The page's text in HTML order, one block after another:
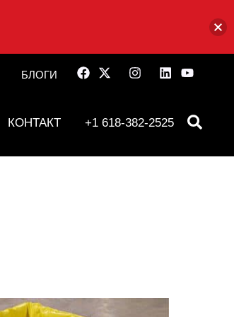
БЛОГИ
КОНТАКТ +1 618-382-2525